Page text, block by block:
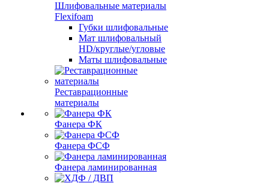
Шлифовальные материалы
Flexifoam
Губки шлифовальные
Мат шлифовальный
HD/круглые/угловые
Маты шлифовальные
Реставрационные
материалы
Фанера ФК
Фанера ФСФ
Фанера ламинированная